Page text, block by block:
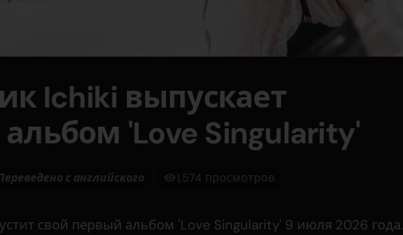
Ichiki выпускает
'Love Singularity'
с английского 1,574 просмотров
свой первый альбом 'Love Singularity' 9 июля 2026 года.